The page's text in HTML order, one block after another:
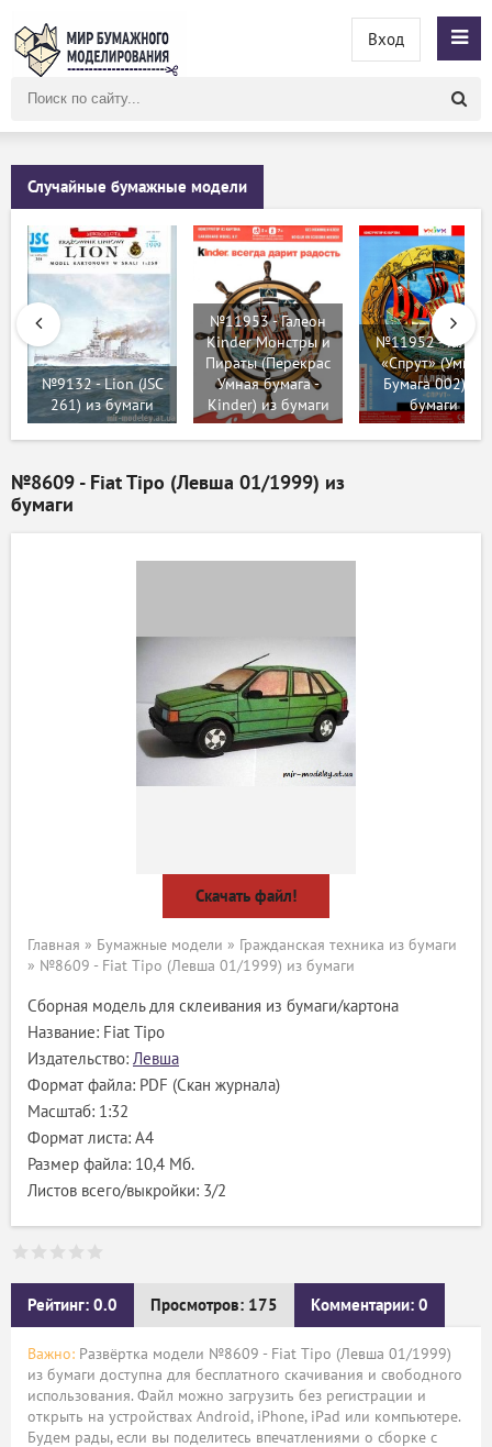
сайту
Вход
Случайные бумажные модели
№9132 - Lion (JSC
261) из бумаги
№11953 - Галеон
Kinder Монстры и
Пираты (Перекрас
Умная бумага -
Kinder) из бумаги
№11952 - Галеон
«Спрут» (Умная
Бумага 002) из
бумаги
№8609 - Fiat Tipo (Левша 01/1999) из
бумаги
Скачать файл!
Главная » Бумажные модели » Гражданская техника из бумаги
» №8609 - Fiat Tipo (Левша 01/1999) из бумаги
Сборная модель для склеивания из бумаги/картона
Название: Fiat Tipo
Издательство: Левша
Формат файла: PDF (Скан журнала)
Масштаб: 1:32
Формат листа: А4
Размер файла: 10,4 Мб.
Листов всего/выкройки: 3/2
Рейтинг: 0.0 Просмотров: 175 Комментарии: 0
Важно: Развёртка модели №8609 - Fiat Tipo (Левша 01/1999)
из бумаги доступна для бесплатного скачивания и свободного
использования. Файл можно загрузить без регистрации и
открыть на устройствах Android, iPhone, iPad или компьютере.
Будем рады, если вы поделитесь впечатлениями о сборке с